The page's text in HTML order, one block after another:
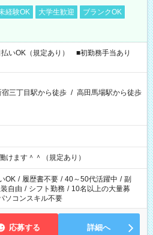
経験OK 大学生歓迎
ブランクOK
いOK（規定あり） ■初勤務手当あり
宿三丁目駅から徒歩 / 高田馬場駅から徒歩
ます＾＾（規定あり）
OK / 履歴書不要 / 40～50代活躍中 / 副
自由 / シフト勤務 / 10名以上の大量募
ソコンスキル不要
応募する 詳細へ